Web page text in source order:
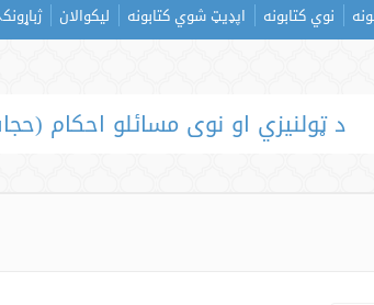
نوي کتابونه اپډیټ شوي کتابونه لیکوالان
د ټولنیزي او نوی مسائلو احکام